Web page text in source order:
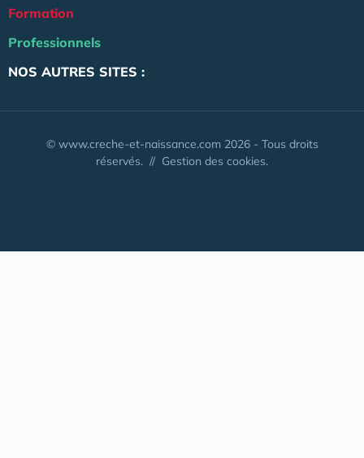
Formation
Professionnels
NOS AUTRES SITES :
© www.creche-et-naissance.com 2026 - Tous droits
réservés. // Gestion des cookies.